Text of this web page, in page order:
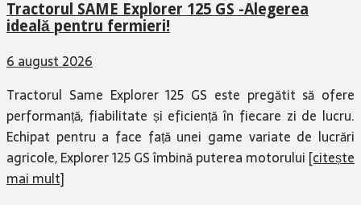
Tractorul SAME Explorer 125 GS -Alegerea
ideală pentru fermieri!
6 august 2026
Tractorul Same Explorer 125 GS este pregătit să ofere
performanță, fiabilitate și eficiență în fiecare zi de lucru.
Echipat pentru a face față unei game variate de lucrări
agricole, Explorer 125 GS îmbină puterea motorului [citește
mai mult]